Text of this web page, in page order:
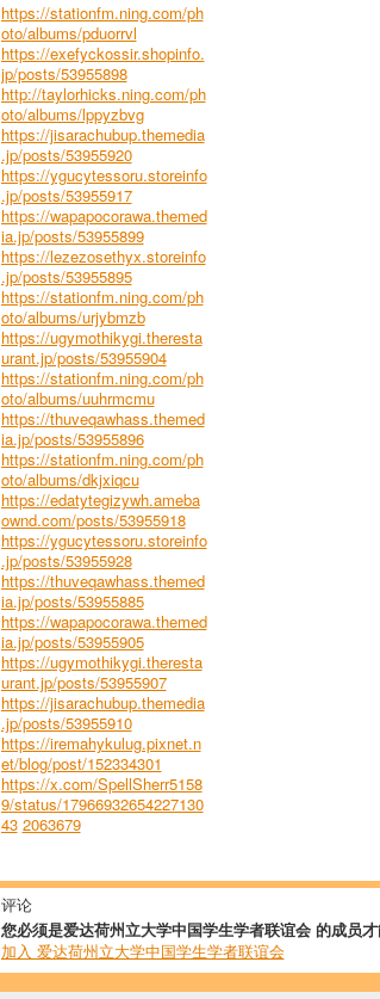
https://stationfm.ning.com/ph
oto/albums/pduorrvl
https://exefyckossir.shopinfo.
jp/posts/53955898
http://taylorhicks.ning.com/ph
oto/albums/lppyzbvg
https://jisarachubup.themedia
.jp/posts/53955920
https://ygucytessoru.storeinfo
.jp/posts/53955917
https://wapapocorawa.themed
ia.jp/posts/53955899
https://lezezosethyx.storeinfo
.jp/posts/53955895
https://stationfm.ning.com/ph
oto/albums/urjybmzb
https://ugymothikygi.theresta
urant.jp/posts/53955904
https://stationfm.ning.com/ph
oto/albums/uuhrmcmu
https://thuveqawhass.themed
ia.jp/posts/53955896
https://stationfm.ning.com/ph
oto/albums/dkjxiqcu
https://edatytegizywh.ameba
ownd.com/posts/53955918
https://ygucytessoru.storeinfo
.jp/posts/53955928
https://thuveqawhass.themed
ia.jp/posts/53955885
https://wapapocorawa.themed
ia.jp/posts/53955905
https://ugymothikygi.theresta
urant.jp/posts/53955907
https://jisarachubup.themedia
.jp/posts/53955910
https://iremahykulug.pixnet.n
et/blog/post/152334301
https://x.com/SpellSherr5158
9/status/17966932654227130
43 2063679
评论
您必须是爱达荷州立大学中国学生学者联谊会 的成员才
加入 爱达荷州立大学中国学生学者联谊会